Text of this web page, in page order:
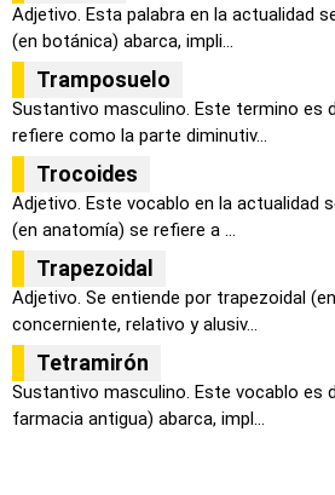
Adjetivo. Esta palabra en la actualidad
(en botánica) abarca, impli...
Tramposuelo
Sustantivo masculino. Este termino es
refiere como la parte diminutiv...
Trocoides
Adjetivo. Este vocablo en la actualidad
(en anatomía) se refiere a ...
Trapezoidal
Adjetivo. Se entiende por trapezoidal
concerniente, relativo y alusiv...
Tetramirón
Sustantivo masculino. Este vocablo es
farmacia antigua) abarca, impl...